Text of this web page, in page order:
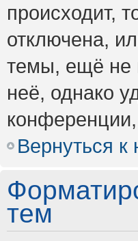
происходит,
отключена,
темы, ещё не
неё, однако
Вернуться к
тем